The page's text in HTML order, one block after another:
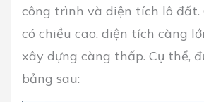
công trình và diện tích lô đất.
có chiều cao, diện tích càng
xây dựng càng thấp. Cụ thể,
bảng sau: